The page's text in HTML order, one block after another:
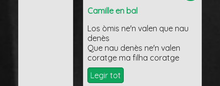
Camille en bal
Los òmis ne'n valen que nau
denès
Que nau denès ne'n valen
coratge ma filha coratge
Legir tot